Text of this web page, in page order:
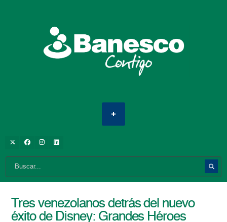
Tres venezolanos detrás del nuevo
éxito de Disney: Grandes Héroes